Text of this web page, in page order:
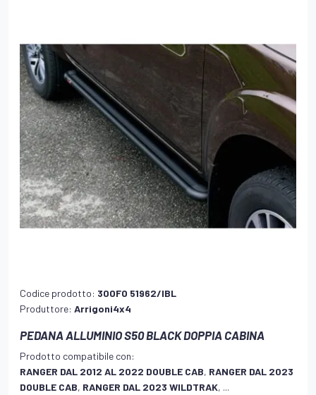
Codice prodotto: 300FO 51962/IBL
Produttore: Arrigoni4x4
PEDANA ALLUMINIO S50 BLACK DOPPIA CABINA
Prodotto compatibile con:
RANGER DAL 2012 AL 2022 DOUBLE CAB, RANGER DAL 2023
DOUBLE CAB, RANGER DAL 2023 WILDTRAK, ...